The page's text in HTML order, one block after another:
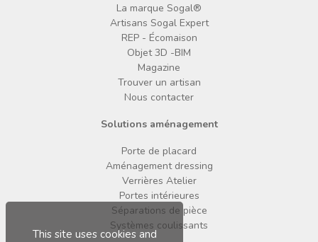
La marque Sogal®
Artisans Sogal Expert
REP - Écomaison
Objet 3D -BIM
Magazine
Trouver un artisan
Nous contacter
Solutions aménagement
Porte de placard
Aménagement dressing
Verrières Atelier
Portes intérieures
Séparations de pièce
Systèmes coulissants
This site uses cookies and